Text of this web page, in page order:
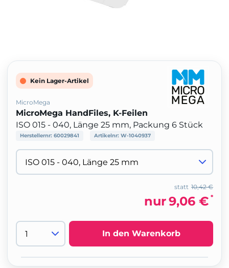
Kein Lager-Artikel
MicroMega
MicroMega HandFiles, K-Feilen
ISO 015 - 040, Länge 25 mm, Packung 6 Stück
Herstellernr: 60029841 Artikelnr: W-1040937
10,42 €
statt
nur9,06 € *
In den Warenkorb